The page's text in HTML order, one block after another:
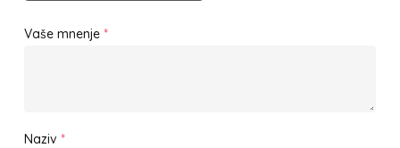
Vaše mnenje *
Naziv *